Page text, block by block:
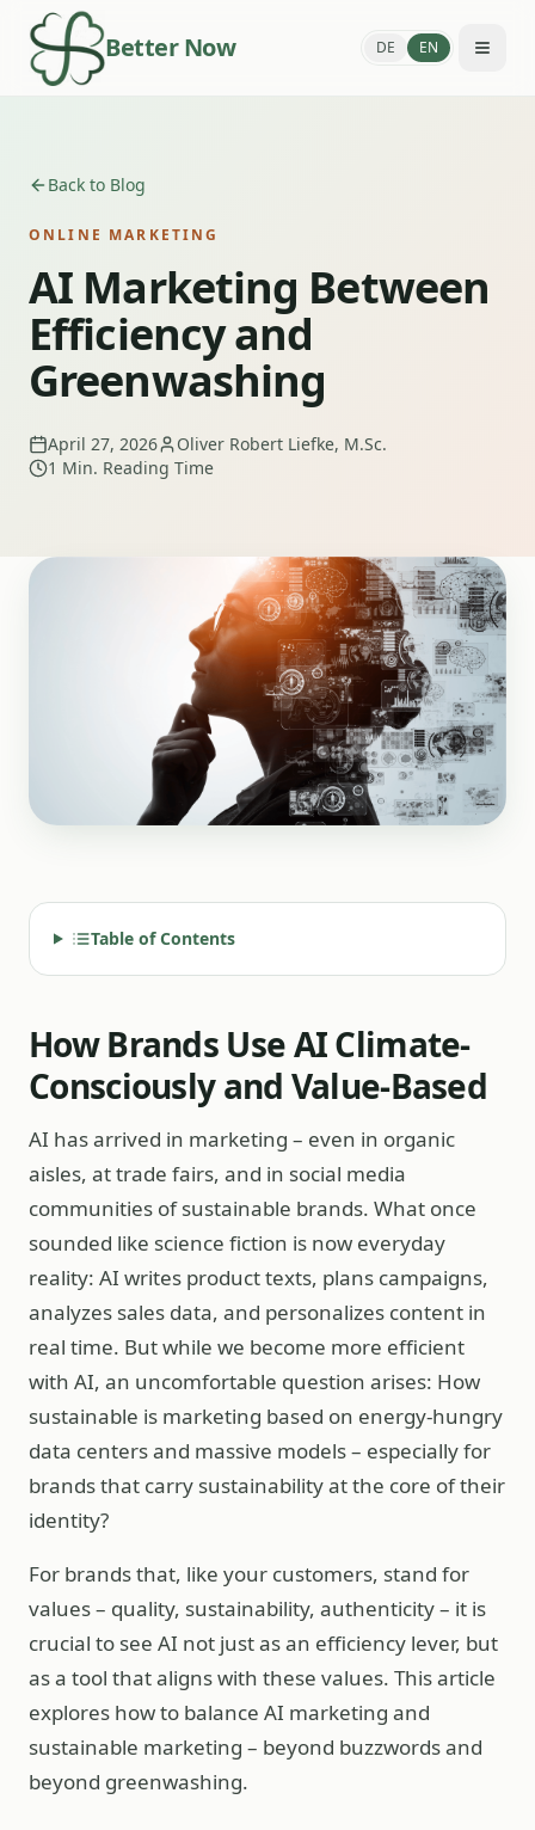
Better Now DE EN
Back to Blog
ONLINE MARKETING
AI Marketing Between
Efficiency and
Greenwashing
April 27, 2026
Oliver Robert Liefke, M.Sc.
1 Min. Reading Time
Table of Contents
How Brands Use AI Climate-
Consciously and Value-Based
AI has arrived in marketing – even in organic
aisles, at trade fairs, and in social media
communities of sustainable brands. What once
sounded like science fiction is now everyday
reality: AI writes product texts, plans campaigns,
analyzes sales data, and personalizes content in
real time. But while we become more efficient
with AI, an uncomfortable question arises: How
sustainable is marketing based on energy-hungry
data centers and massive models – especially for
brands that carry sustainability at the core of their
identity?
For brands that, like your customers, stand for
values – quality, sustainability, authenticity – it is
crucial to see AI not just as an efficiency lever, but
as a tool that aligns with these values. This article
explores how to balance AI marketing and
sustainable marketing – beyond buzzwords and
beyond greenwashing.